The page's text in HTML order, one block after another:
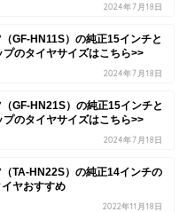
2024年7月18日
GF-HN11S）の純正15インチと
のタイヤサイズはこちら>>
2024年7月18日
GF-HN21S）の純正15インチと
のタイヤサイズはこちら>>
2024年7月18日
（TA-HN22S）の純正14インチの
ヤおすすめ
2022年11月18日